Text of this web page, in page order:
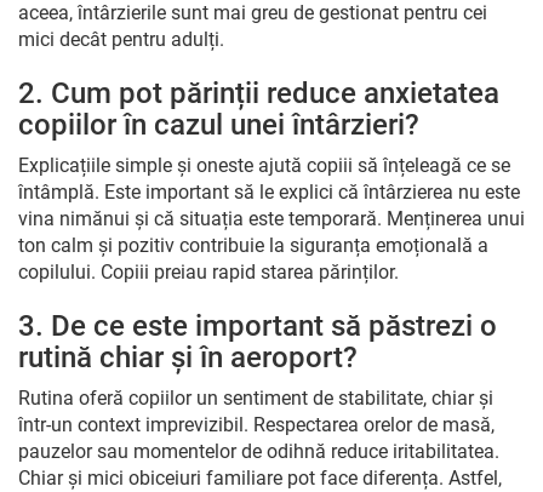
aceea, întârzierile sunt mai greu de gestionat pentru cei
mici decât pentru adulți.
2. Cum pot părinții reduce anxietatea
copiilor în cazul unei întârzieri?
Explicațiile simple și oneste ajută copiii să înțeleagă ce se
întâmplă. Este important să le explici că întârzierea nu este
vina nimănui și că situația este temporară. Menținerea unui
ton calm și pozitiv contribuie la siguranța emoțională a
copilului. Copiii preiau rapid starea părinților.
3. De ce este important să păstrezi o
rutină chiar și în aeroport?
Rutina oferă copiilor un sentiment de stabilitate, chiar și
într-un context imprevizibil. Respectarea orelor de masă,
pauzelor sau momentelor de odihnă reduce iritabilitatea.
Chiar și mici obiceiuri familiare pot face diferența. Astfel,